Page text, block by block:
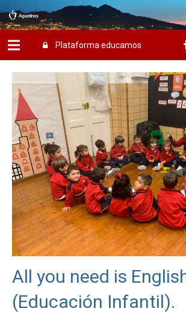
Plataforma educamos
All you need is
(Educación Infantil).